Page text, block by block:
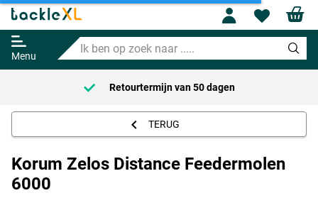
Menu
Ik
ben
op
zoek
naar
Profile
Korum Zelos Distance
Feedermolen 6000
59.95
Retourtermijn van50 dagen
TERUG
Korum Zelos Distance Feedermolen
6000